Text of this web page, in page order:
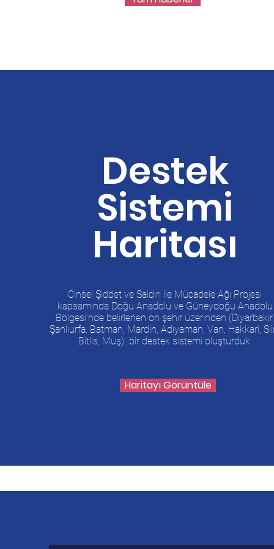
Destek
Sistemi
Haritası
Cinsel Şiddet ve Saldırı ile Mücadele Ağı Projesi
kapsamında Doğu Anadolu ve Güneydoğu Anadolu
Bölgesi’nde belirlenen on şehir üzerinden (Diyarbakır,
Şanlıurfa, Batman, Mardin, Adıyaman, Van, Hakkari,
Bitlis, Muş) bir destek sistemi oluşturduk.
Haritayı Görüntüle